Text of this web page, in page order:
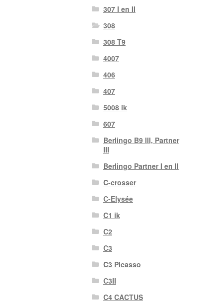
307 I en II
308
308 T9
4007
406
407
5008 ik
607
Berlingo B9 III, Partner
III
Berlingo Partner I en II
C-crosser
C-Elysée
C1 ik
C2
C3
C3 Picasso
C3II
C4 CACTUS